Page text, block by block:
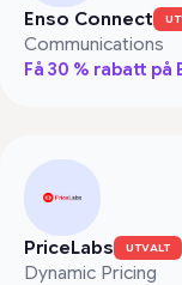
Enso Connect
Communications
Få 30 % rabatt
PriceLabs UTVALT
Dynamic Pricing